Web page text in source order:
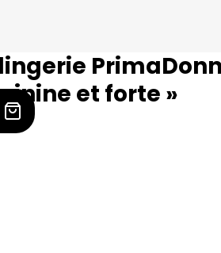
et forte »